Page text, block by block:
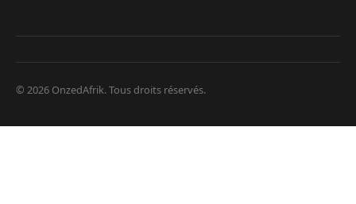
© 2026 OnzedAfrik. Tous droits réservés.